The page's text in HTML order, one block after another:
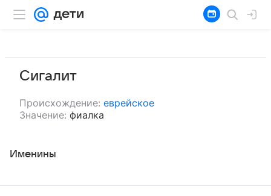
Сигалит
Происхождение: еврейское
Значение: фиалка
Именины